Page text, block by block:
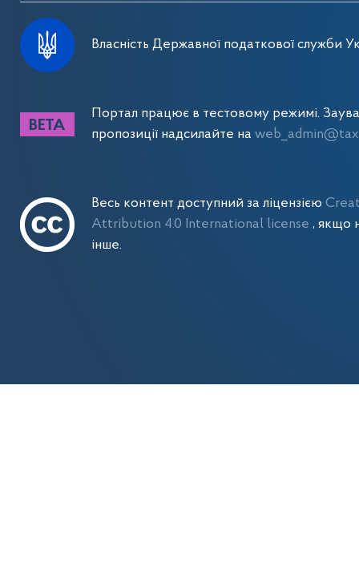
Власність Державної податкової служби
Портал працює в тестовому режимі.
пропозиції надсилайте на
Весь контент доступний за ліцензією
Attribution 4.0 International license, якщо
інше.